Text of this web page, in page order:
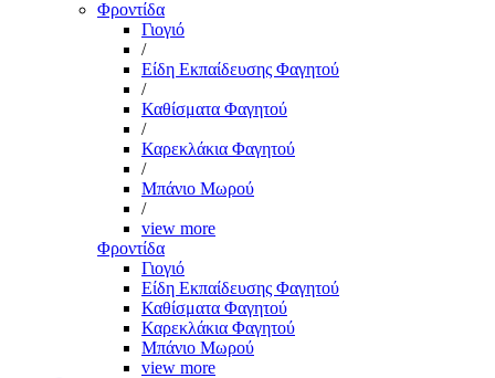
Φροντίδα
Γιογιό
/
Είδη Εκπαίδευσης Φαγητού
/
Καθίσματα Φαγητού
/
Καρεκλάκια Φαγητού
/
Μπάνιο Μωρού
/
view more
Φροντίδα
Γιογιό
Είδη Εκπαίδευσης Φαγητού
Καθίσματα Φαγητού
Καρεκλάκια Φαγητού
Μπάνιο Μωρού
view more